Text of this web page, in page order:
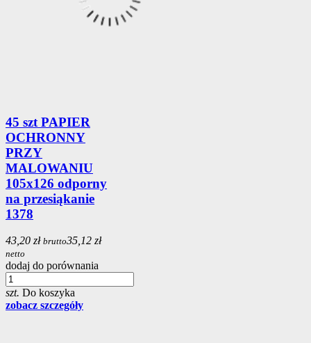
45 szt PAPIER
OCHRONNY
PRZY
MALOWANIU
105x126 odporny
na przesiąkanie
1378
43,20 zł brutto35,12 zł
netto
dodaj do porównania
szt. Do koszyka
zobacz szczegóły